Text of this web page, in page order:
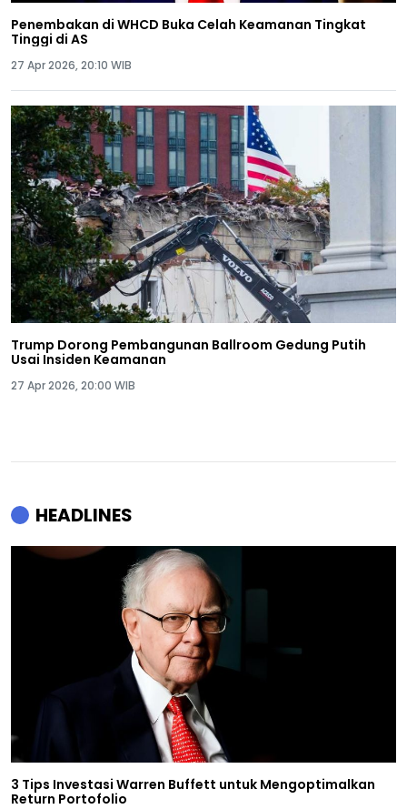
Penembakan di WHCD Buka Celah Keamanan Tingkat
Tinggi di AS
27 Apr 2026, 20:10 WIB
Trump Dorong Pembangunan Ballroom Gedung Putih
Usai Insiden Keamanan
27 Apr 2026, 20:00 WIB
HEADLINES
3 Tips Investasi Warren Buffett untuk Mengoptimalkan
Return Portofolio